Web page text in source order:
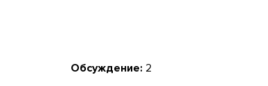
Обсуждение: 2